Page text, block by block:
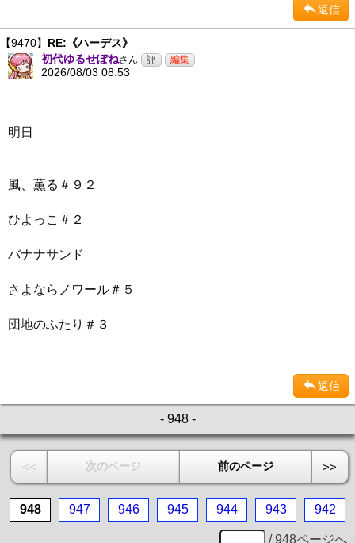
返信
【9470】 RE:《ハーデス》
初代ゆるせぽねさん
2026/08/03 08:53
明日
風、薫る＃９２
ひよっこ＃２
バナナサンド
さよならノワール＃５
団地のふたり＃３
返信
- 948 -
<< 次のページ 前のページ >>
948 947 946 945 944 943 942
/ 948ページへ